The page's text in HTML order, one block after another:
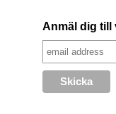
Anmäl dig till